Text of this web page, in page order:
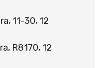
11-30, 12
R8170, 12